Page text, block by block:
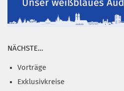
NÄCHSTE…
Vorträge
Exklusivkreise